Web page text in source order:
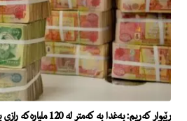
رێبوار کەریم: بەغدا بە کەمتر لە 120 ملیارەکە رازی بووە